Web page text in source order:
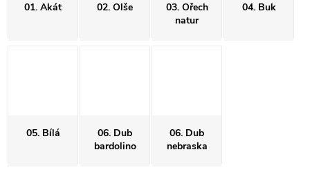
01. Akát 02. Olše
03. Ořech
natur
04. Buk
05. Bílá
06. Dub
bardolino
06. Dub
nebraska